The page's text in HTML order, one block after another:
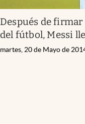
Después de
del fútbol, Messi
martes, 20 de Mayo de